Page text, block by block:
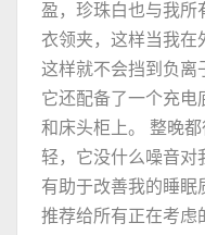
盈，珍珠白也与我所
衣领夹，这样当我在
这样就不会挡到负离
它还配备了一个充电
和床头柜上。 整晚
轻，它没什么噪音对
有助于改善我的睡眠
推荐给所有正在考虑